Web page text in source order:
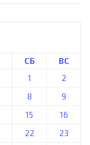
СБ
ВС
1
2
8
9
15
16
22
23